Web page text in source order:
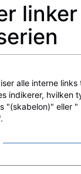
alle interne
indikerer, hvilken
"(skabelon)" eller "